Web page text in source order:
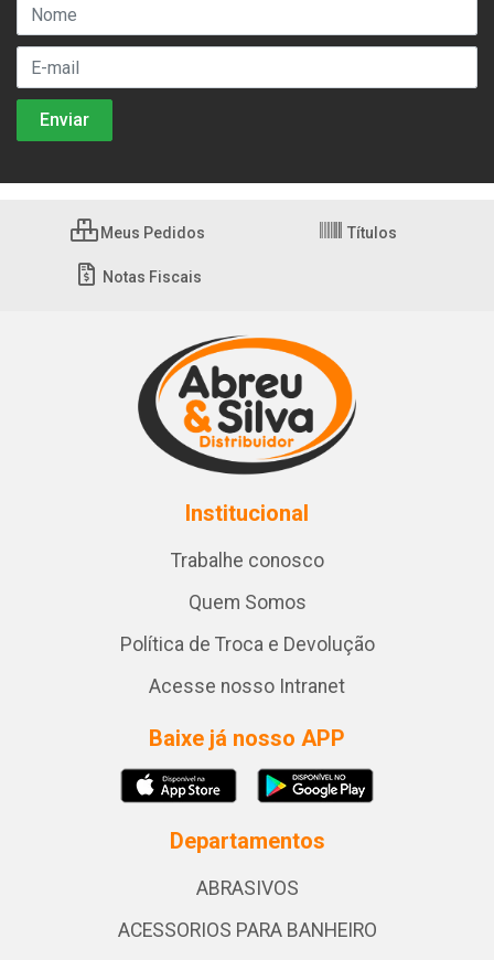
Meus Pedidos Títulos
Notas Fiscais
Institucional
Trabalhe conosco
Quem Somos
Política de Troca e Devolução
Acesse nosso Intranet
Baixe já nosso APP
Departamentos
ABRASIVOS
ACESSORIOS PARA BANHEIRO